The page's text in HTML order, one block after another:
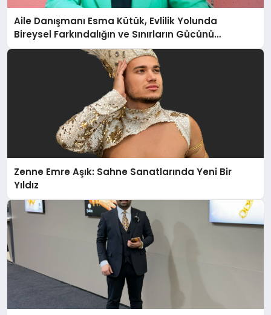
Aile Danışmanı Esma Kütük, Evlilik Yolunda
Bireysel Farkındalığın ve Sınırların Gücünü
Anlatıyor
Zenne Emre Aşık: Sahne Sanatlarında Yeni Bir
Yıldız